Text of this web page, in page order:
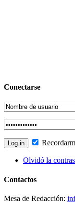
Conectarse
Olvidó la
Contactos
Mesa de Redacción: